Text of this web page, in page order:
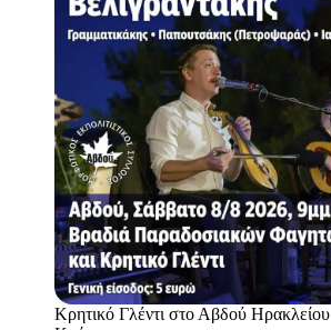
Κρητικό Γλέντι στο Αβδού Ηρακλείου